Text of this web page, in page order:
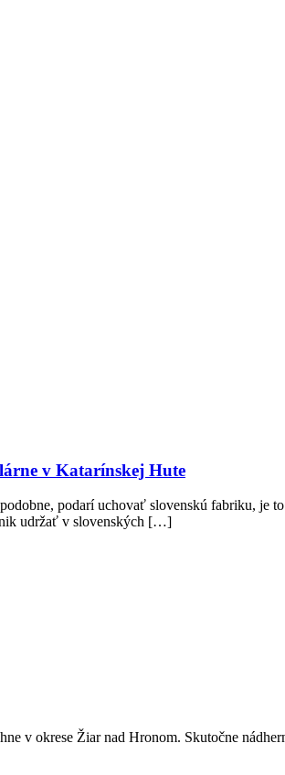
v Katarínskej Hute
podarí uchovať slovenskú fabriku, je
udržať v slovenských […]
v okrese Žiar nad Hronom. Skutočne